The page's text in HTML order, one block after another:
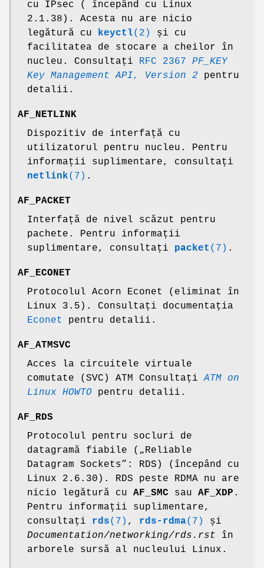
cu IPsec ( începând cu Linux
2.1.38). Acesta nu are nicio
legătură cu
keyctl(2)
și cu
facilitatea de stocare a cheilor în
nucleu. Consultați
RFC 2367 PF_KEY
Key Management API, Version 2 pentru
detalii.
AF_NETLINK
Dispozitiv de interfață cu
utilizatorul pentru nucleu. Pentru
informații suplimentare, consultați
netlink(7) .
AF_PACKET
Interfață de nivel scăzut pentru
pachete. Pentru informații
suplimentare, consultați packet (7) .
AF_ECONET
Protocolul Acorn Econet (eliminat în
Linux 3.5). Consultați documentația
Econet
pentru detalii.
AF_ATMSVC
Acces la circuitele virtuale
comutate (SVC) ATM ConsultațiATM on
Linux HOWTO pentru detalii.
AF_RDS
Protocolul pentru socluri de
datagramă fiabile („Reliable
Datagram Sockets”: RDS) (începând cu
Linux 2.6.30). RDS peste RDMA nu are
nicio legătură cu AF_SMC sau AF_XDP .
Pentru informații suplimentare,
consultați rds(7) , rds-rdma(7)
și
Documentation/networking/rds.rst în
arborele sursă al nucleului Linux.